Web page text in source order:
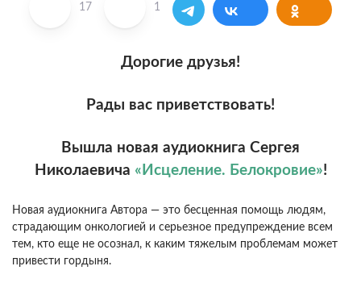
17 1
Дорогие друзья!
Рады вас приветствовать!
Вышла новая аудиокнига Сергея
Николаевича «Исцеление. Белокровие»!
Новая аудиокнига Автора — это бесценная помощь людям,
страдающим онкологией и серьезное предупреждение всем
тем, кто еще не осознал, к каким тяжелым проблемам может
привести гордыня.